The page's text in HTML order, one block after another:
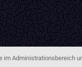
im Administrationsbereich